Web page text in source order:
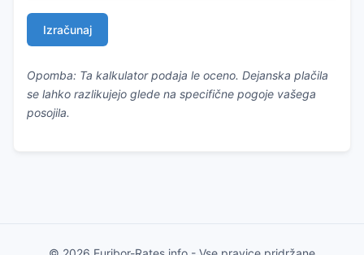
Izračunaj
Opomba: Ta kalkulator podaja le oceno. Dejanska plačila
se lahko razlikujejo glede na specifične pogoje vašega
posojila.